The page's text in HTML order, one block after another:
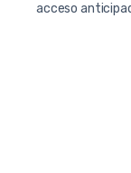
acceso